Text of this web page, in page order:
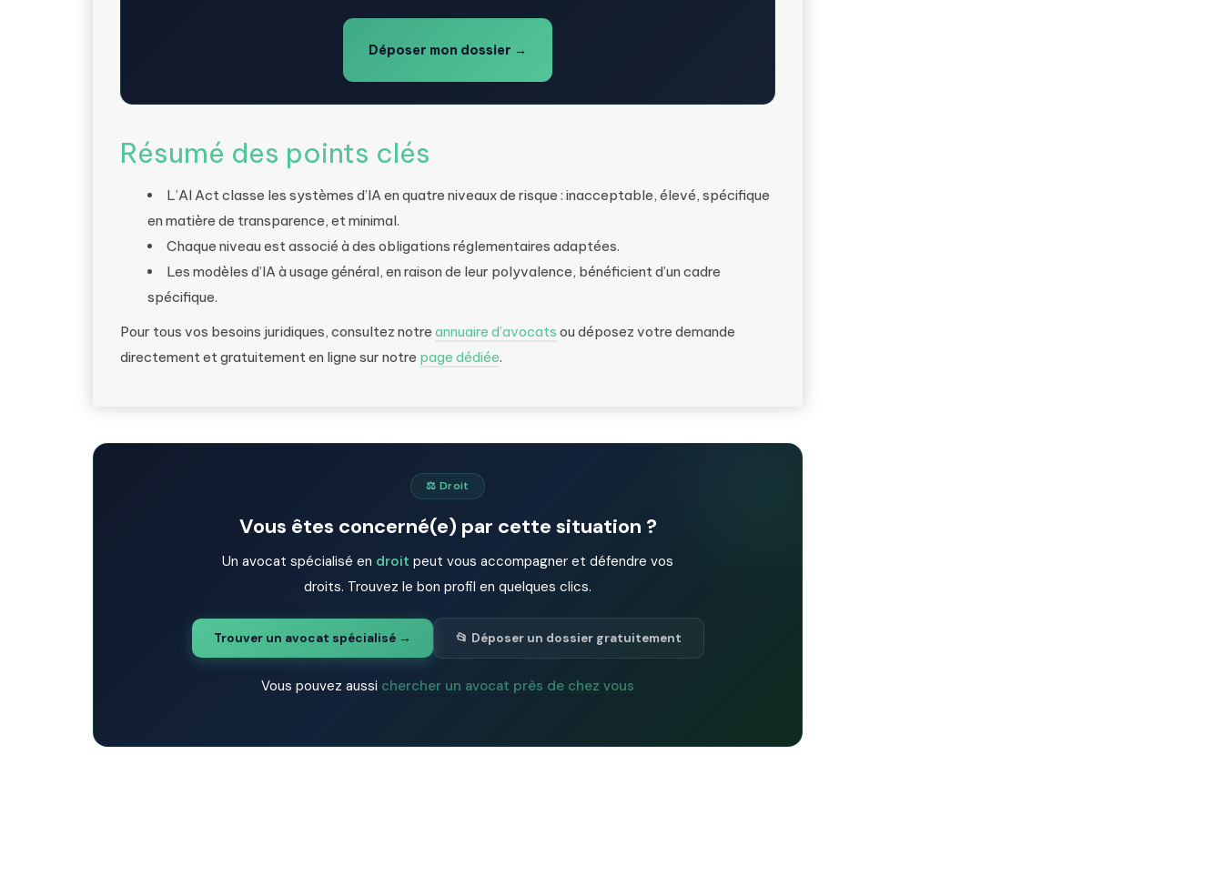
Déposer mon dossier →
Résumé des points clés
L’AI Act classe les systèmes d’IA en quatre niveaux de risque : inacceptable, élevé, spécifique
en matière de transparence, et minimal.
Chaque niveau est associé à des obligations réglementaires adaptées.
Les modèles d’IA à usage général, en raison de leur polyvalence, bénéficient d’un cadre
spécifique.
Pour tous vos besoins juridiques, consultez notre annuaire d’avocats ou déposez votre demande
directement et gratuitement en ligne sur notre page dédiée.
⚖️ Droit
Vous êtes concerné(e) par cette situation ?
Un avocat spécialisé en droit peut vous accompagner et défendre vos
droits. Trouvez le bon profil en quelques clics.
Trouver un avocat spécialisé → 📂 Déposer un dossier gratuitement
Vous pouvez aussi chercher un avocat près de chez vous